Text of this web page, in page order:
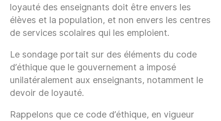
loyauté des enseignants doit être envers les
élèves et la population, et non envers les centres
de services scolaires qui les emploient.
Le sondage portait sur des éléments du code
d’éthique que le gouvernement a imposé
unilatéralement aux enseignants, notamment le
devoir de loyauté.
Rappelons que ce code d’éthique, en vigueur